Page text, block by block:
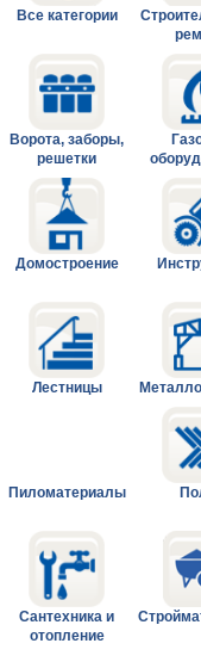
Все категории
Ворота, заборы,
решетки
Домостроение
Лестницы
Пиломатериалы
Сантехника и
отопление